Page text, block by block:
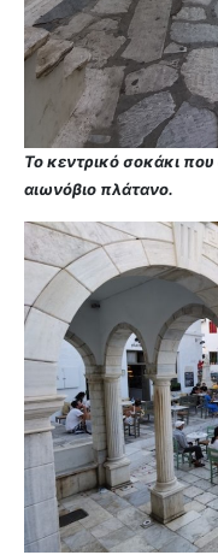
Το κεντρικό σοκάκι που
αιωνόβιο πλάτανο.